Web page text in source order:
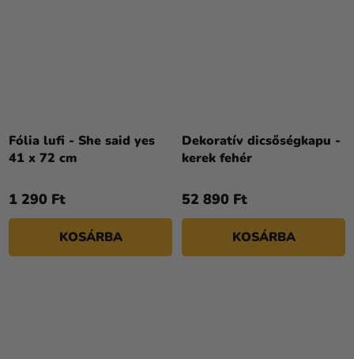
Fólia lufi - She said yes
41 x 72 cm
1 290 Ft
KOSÁRBA
Dekoratív dicsőségkapu -
kerek fehér
52 890 Ft
KOSÁRBA